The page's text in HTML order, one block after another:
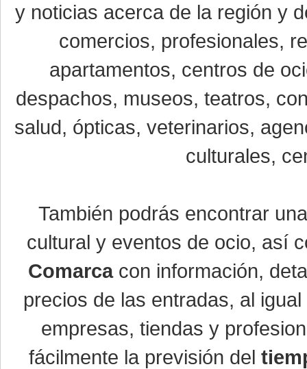
y noticias acerca de la región y
comercios, profesionales,
apartamentos, centros de
despachos, museos, teatros,
salud, ópticas, veterinarios,
culturales,
También podrás encontrar
cultural y eventos de ocio, así
Comarcacon información,
precios de las entradas, al
empresas, tiendas y
fácilmente la previsión del